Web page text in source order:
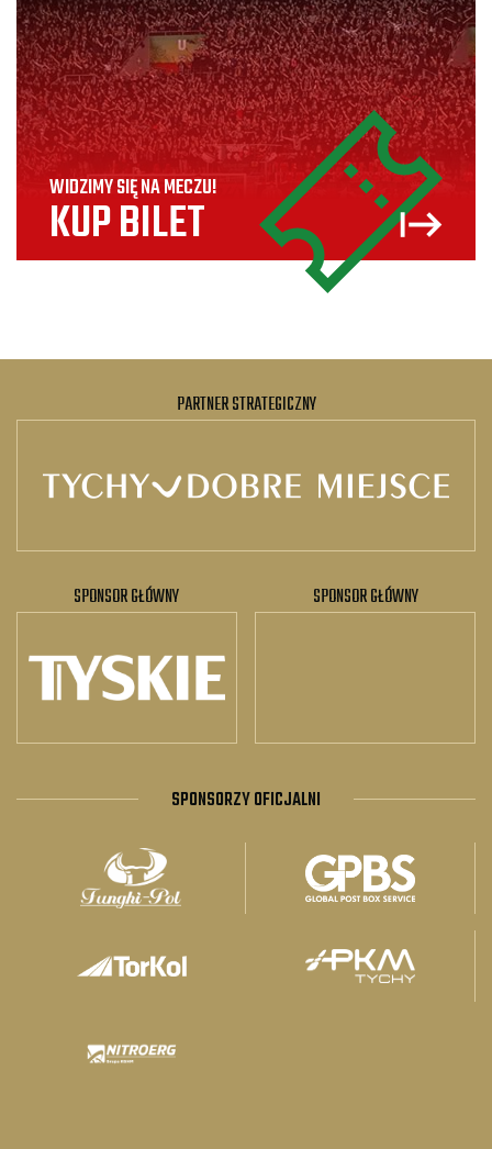
WIDZIMY SIĘ NA MECZU!
KUP BILET
PARTNER STRATEGICZNY
SPONSOR GŁÓWNY SPONSOR GŁÓWNY
SPONSORZY OFICJALNI